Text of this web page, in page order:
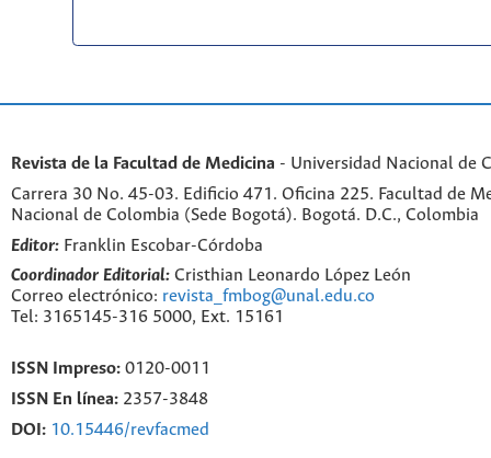
Revista de la Facultad de Medicina - Universidad Nacional de
Carrera 30 No. 45-03. Edificio 471. Oficina 225. Facultad de
Nacional de Colombia (Sede Bogotá). Bogotá. D.C., Colombia
Editor: Franklin Escobar-Córdoba
Coordinador Editorial: Cristhian Leonardo López León
Correo electrónico: revista_fmbog@unal.edu.co
Tel: 3165145-316 5000, Ext. 15161
ISSN Impreso: 0120-0011
ISSN En línea: 2357-3848
DOI: 10.15446/revfacmed